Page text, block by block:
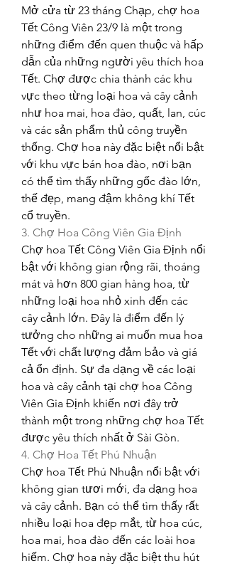
Mở cửa từ 23 tháng Chạp, chợ hoa
Tết Công Viên 23/9 là một trong
những điểm đến quen thuộc và hấp
dẫn của những người yêu thích hoa
Tết. Chợ được chia thành các khu
vực theo từng loại hoa và cây cảnh
như hoa mai, hoa đào, quất, lan, cúc
và các sản phẩm thủ công truyền
thống. Chợ hoa này đặc biệt nổi bật
với khu vực bán hoa đào, nơi bạn
có thể tìm thấy những gốc đào lớn,
thế đẹp, mang đậm không khí Tết
cổ truyền.
3. Chợ Hoa Công Viên Gia Định
Chợ hoa Tết Công Viên Gia Định nổi
bật với không gian rộng rãi, thoáng
mát và hơn 800 gian hàng hoa, từ
những loại hoa nhỏ xinh đến các
cây cảnh lớn. Đây là điểm đến lý
tưởng cho những ai muốn mua hoa
Tết với chất lượng đảm bảo và giá
cả ổn định. Sự đa dạng về các loại
hoa và cây cảnh tại chợ hoa Công
Viên Gia Định khiến nơi đây trở
thành một trong những chợ hoa Tết
được yêu thích nhất ở Sài Gòn.
4. Chợ Hoa Tết Phú Nhuận
Chợ hoa Tết Phú Nhuận nổi bật với
không gian tươi mới, đa dạng hoa
và cây cảnh. Bạn có thể tìm thấy rất
nhiều loại hoa đẹp mắt, từ hoa cúc,
hoa mai, hoa đào đến các loài hoa
hiếm. Chợ hoa này đặc biệt thu hút